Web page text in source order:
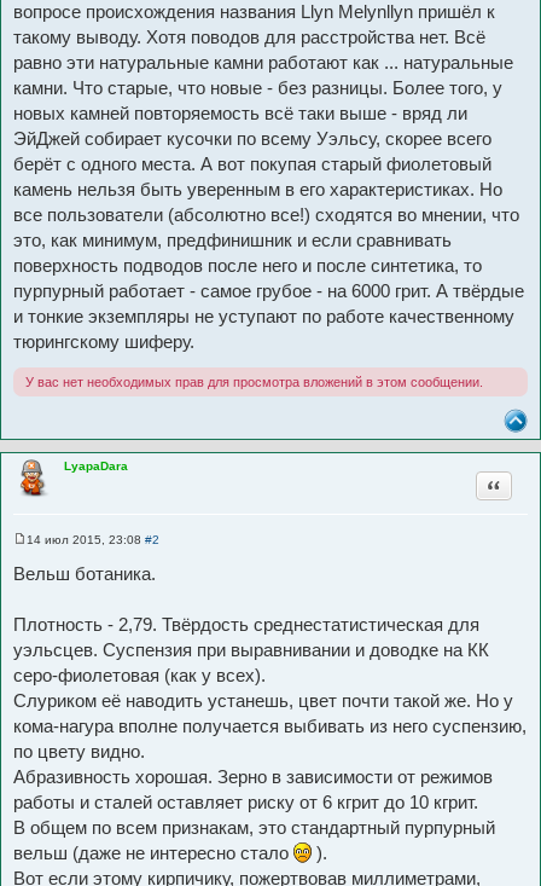
вопросе происхождения названия Llyn Melynllyn пришёл к
такому выводу. Хотя поводов для расстройства нет. Всё
равно эти натуральные камни работают как ... натуральные
камни. Что старые, что новые - без разницы. Более того, у
новых камней повторяемость всё таки выше - вряд ли
ЭйДжей собирает кусочки по всему Уэльсу, скорее всего
берёт с одного места. А вот покупая старый фиолетовый
камень нельзя быть уверенным в его характеристиках. Но
все пользователи (абсолютно все!) сходятся во мнении, что
это, как минимум, предфинишник и если сравнивать
поверхность подводов после него и после синтетика, то
пурпурный работает - самое грубое - на 6000 грит. А твёрдые
и тонкие экземпляры не уступают по работе качественному
тюрингскому шиферу.
У вас нет необходимых прав для просмотра вложений в этом сообщении.
LyapaDara
Цитата
о
е
и
14 июл 2015, 23:08 #2
Вельш ботаника.
Плотность - 2,79. Твёрдость среднестатистическая для
уэльсцев. Суспензия при выравнивании и доводке на КК
серо-фиолетовая (как у всех).
Слуриком её наводить устанешь, цвет почти такой же. Но у
кома-нагура вполне получается выбивать из него суспензию,
по цвету видно.
Абразивность хорошая. Зерно в зависимости от режимов
работы и сталей оставляет риску от 6 кгрит до 10 кгрит.
В общем по всем признакам, это стандартный пурпурный
вельш (даже не интересно стало
).
Вот если этому кирпичику, пожертвовав миллиметрами,